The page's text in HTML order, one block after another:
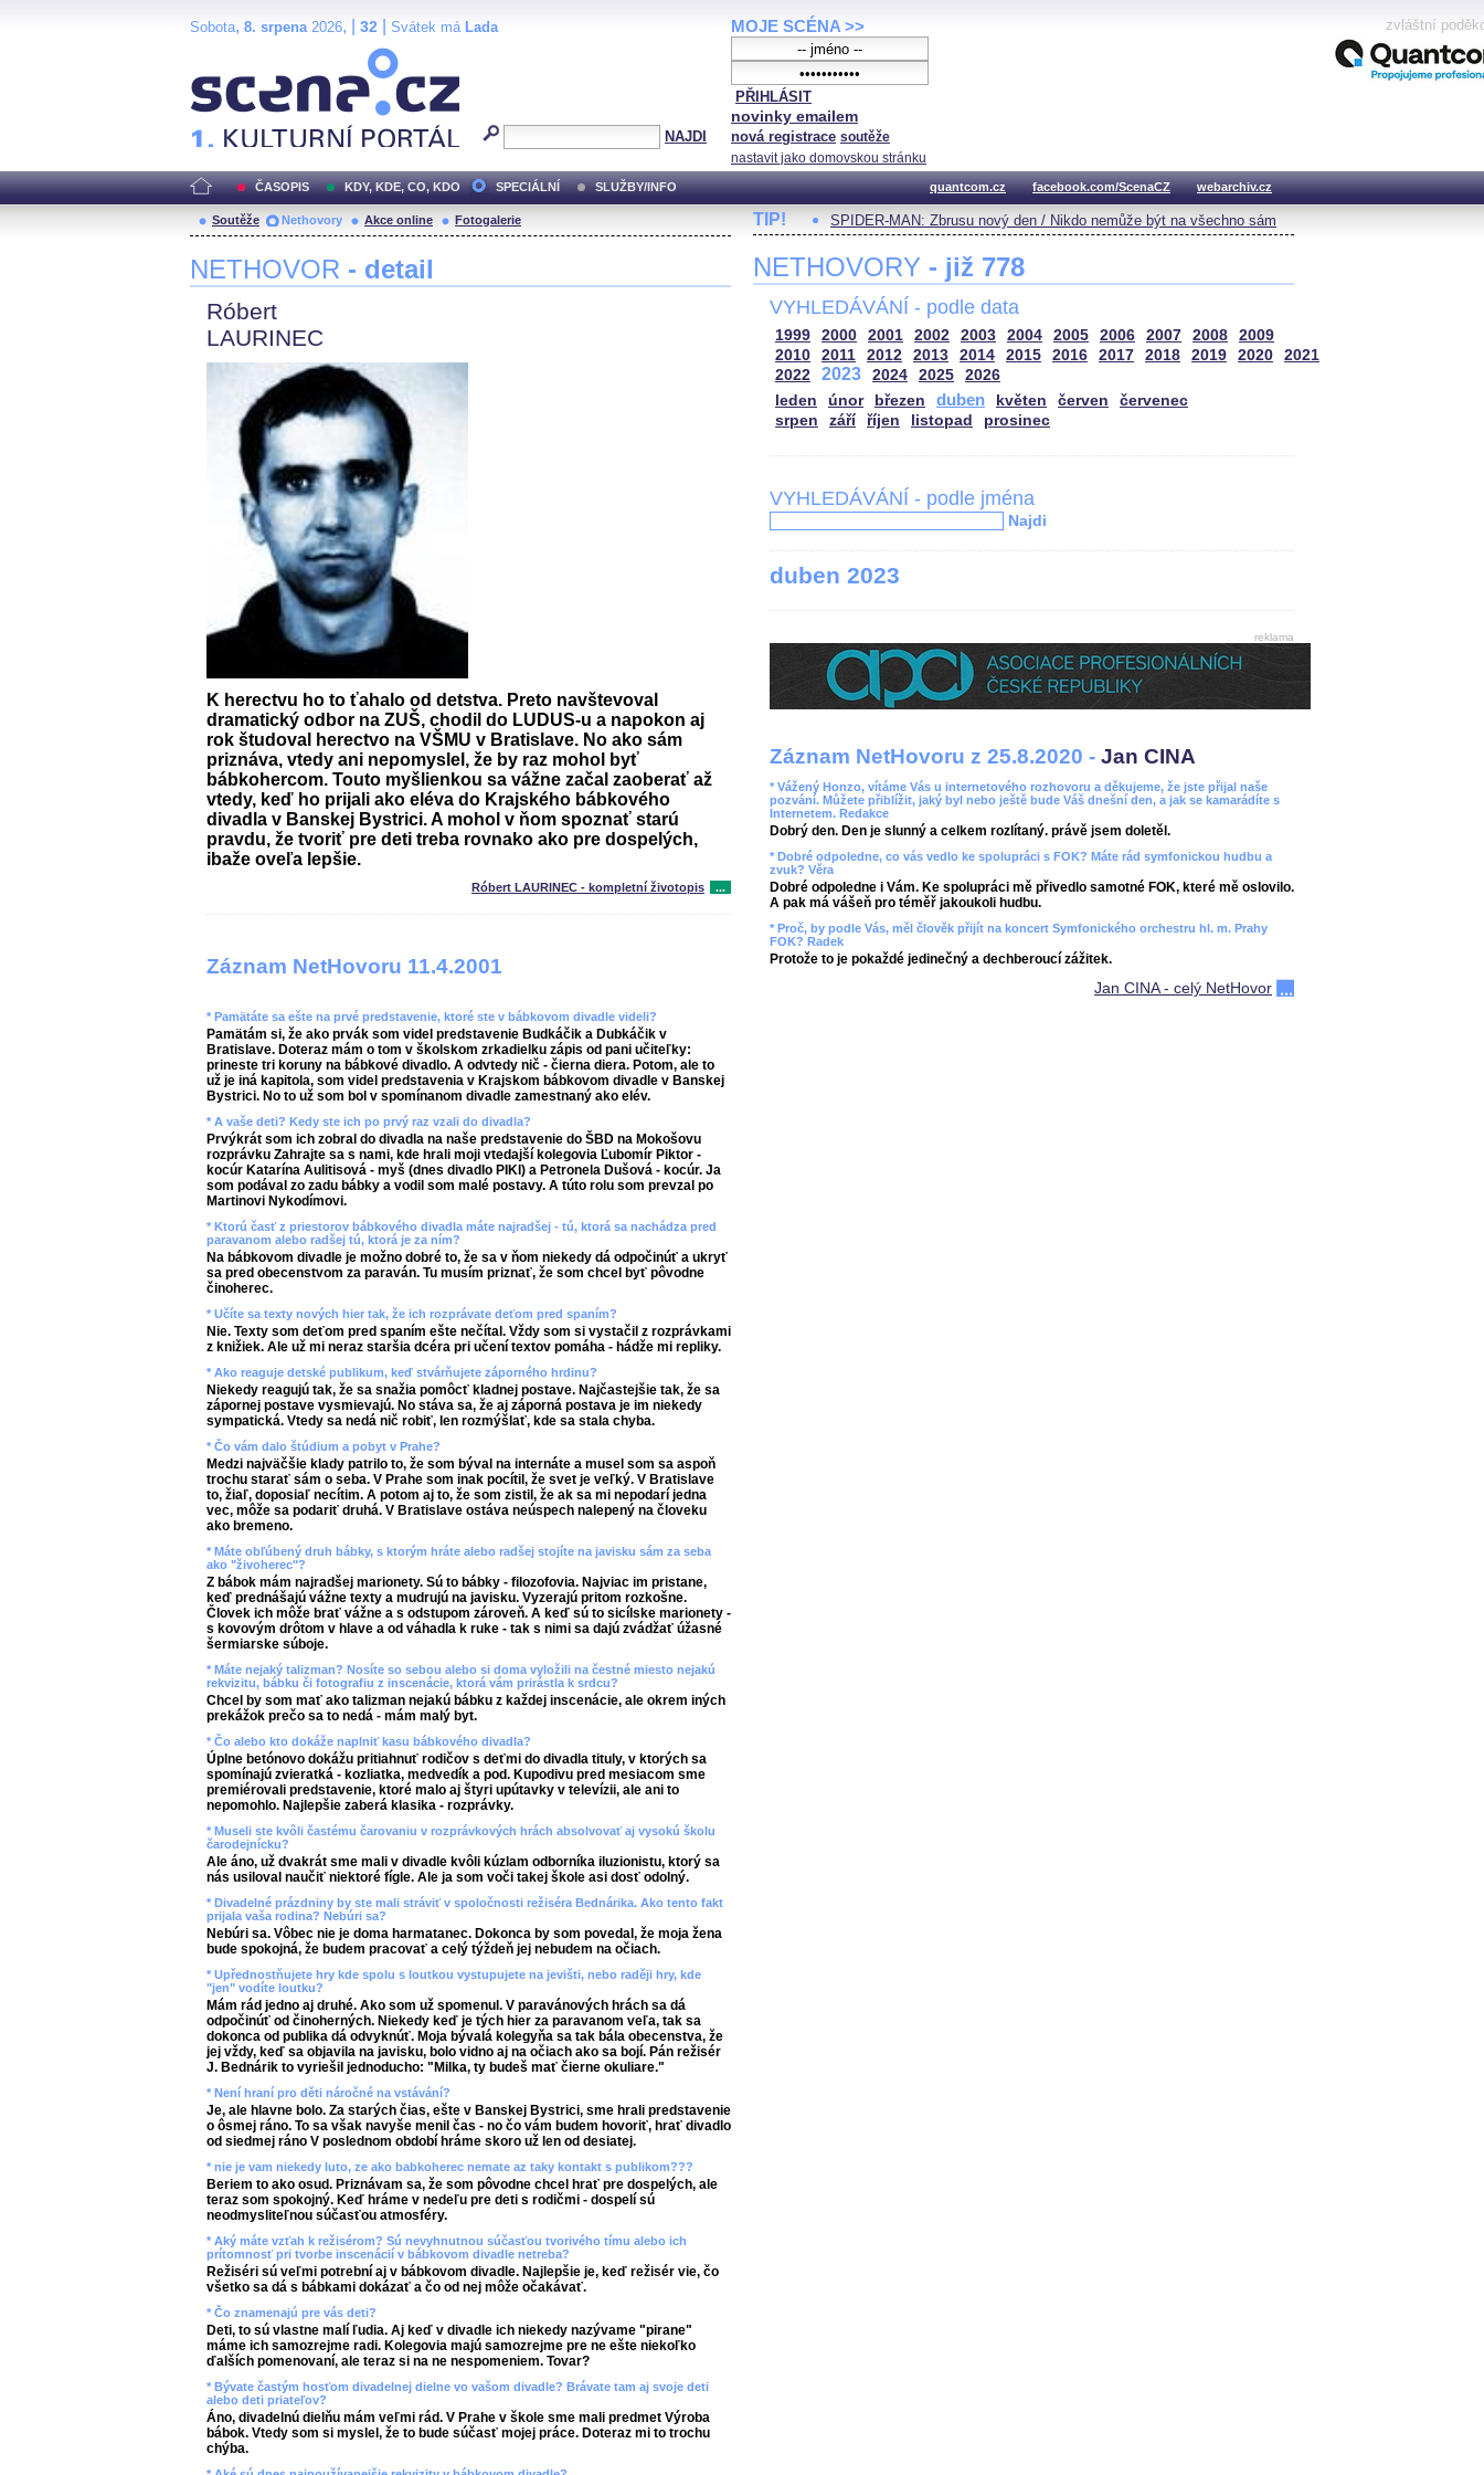
Sobota, 8. srpena2026, | 32 Svátek má Lada
NAJDI
MOJE SCÉNA >>
PŘIHLÁSIT
novinky emailem
nová registrace soutěže
nastavit jako domovskou stránku
zvláštní
ČASOPIS KDY, KDE, CO, KDO SPECIÁLNÍ SLUŽBY/INFO quantcom.cz facebook.com/ScenaCZ webarchiv.cz
Soutěže Nethovory Akce online Fotogalerie
NETHOVOR - detail
Róbert
LAURINEC
K herectvu ho to ťahalo od detstva. Preto navštevoval
dramatický odbor na ZUŠ, chodil do LUDUS-u a napokon aj
rok študoval herectvo na VŠMU v Bratislave. No ako sám
priznáva, vtedy ani nepomyslel, že by raz mohol byť
bábkohercom. Touto myšlienkou sa vážne začal zaoberať až
vtedy, keď ho prijali ako eléva do Krajského bábkového
divadla v Banskej Bystrici. A mohol v ňom spoznať starú
pravdu, že tvoriť pre deti treba rovnako ako pre dospelých,
ibaže oveľa lepšie.
Róbert LAURINEC - kompletní životopis ...
Záznam NetHovoru 11.4.2001
* Pamätáte sa ešte na prvé predstavenie, ktoré ste v bábkovom divadle videli?
Pamätám si, že ako prvák som videl predstavenie Budkáčik a Dubkáčik v
Bratislave. Doteraz mám o tom v školskom zrkadielku zápis od pani učiteľky:
prineste tri koruny na bábkové divadlo. A odvtedy nič - čierna diera. Potom, ale to
už je iná kapitola, som videl predstavenia v Krajskom bábkovom divadle v Banskej
Bystrici. No to už som bol v spomínanom divadle zamestnaný ako elév.
* A vaše deti? Kedy ste ich po prvý raz vzali do divadla?
Prvýkrát som ich zobral do divadla na naše predstavenie do ŠBD na Mokošovu
rozprávku Zahrajte sa s nami, kde hrali moji vtedajší kolegovia Ľubomír Piktor -
kocúr Katarína Aulitisová - myš (dnes divadlo PIKI) a Petronela Dušová - kocúr. Ja
som podával zo zadu bábky a vodil som malé postavy. A túto rolu som prevzal po
Martinovi Nykodímovi.
* Ktorú časť z priestorov bábkového divadla máte najradšej - tú, ktorá sa nachádza pred
paravanom alebo radšej tú, ktorá je za ním?
Na bábkovom divadle je možno dobré to, že sa v ňom niekedy dá odpočinúť a ukryť
sa pred obecenstvom za paraván. Tu musím priznať, že som chcel byť pôvodne
činoherec.
* Učíte sa texty nových hier tak, že ich rozprávate deťom pred spaním?
Nie. Texty som deťom pred spaním ešte nečítal. Vždy som si vystačil z rozprávkami
z knižiek. Ale už mi neraz staršia dcéra pri učení textov pomáha - hádže mi repliky.
* Ako reaguje detské publikum, keď stvárňujete záporného hrdinu?
Niekedy reagujú tak, že sa snažia pomôcť kladnej postave. Najčastejšie tak, že sa
zápornej postave vysmievajú. No stáva sa, že aj záporná postava je im niekedy
sympatická. Vtedy sa nedá nič robiť, len rozmýšlať, kde sa stala chyba.
* Čo vám dalo štúdium a pobyt v Prahe?
Medzi najväčšie klady patrilo to, že som býval na internáte a musel som sa aspoň
trochu starať sám o seba. V Prahe som inak pocítil, že svet je veľký. V Bratislave
to, žiaľ, doposiaľ necítim. A potom aj to, že som zistil, že ak sa mi nepodarí jedna
vec, môže sa podariť druhá. V Bratislave ostáva neúspech nalepený na človeku
ako bremeno.
* Máte obľúbený druh bábky, s ktorým hráte alebo radšej stojíte na javisku sám za seba
ako "živoherec"?
Z bábok mám najradšej marionety. Sú to bábky - filozofovia. Najviac im pristane,
keď prednášajú vážne texty a mudrujú na javisku. Vyzerajú pritom rozkošne.
Človek ich môže brať vážne a s odstupom zároveň. A keď sú to sicílske marionety -
s kovovým drôtom v hlave a od váhadla k ruke - tak s nimi sa dajú zvádžať úžasné
šermiarske súboje.
* Máte nejaký talizman? Nosíte so sebou alebo si doma vyložili na čestné miesto nejakú
rekvizitu, bábku či fotografiu z inscenácie, ktorá vám prirástla k srdcu?
Chcel by som mať ako talizman nejakú bábku z každej inscenácie, ale okrem iných
prekážok prečo sa to nedá - mám malý byt.
* Čo alebo kto dokáže naplniť kasu bábkového divadla?
Úplne betónovo dokážu pritiahnuť rodičov s deťmi do divadla tituly, v ktorých sa
spomínajú zvieratká - kozliatka, medvedík a pod. Kupodivu pred mesiacom sme
premiérovali predstavenie, ktoré malo aj štyri upútavky v televízii, ale ani to
nepomohlo. Najlepšie zaberá klasika - rozprávky.
* Museli ste kvôli častému čarovaniu v rozprávkových hrách absolvovať aj vysokú školu
čarodejnícku?
Ale áno, už dvakrát sme mali v divadle kvôli kúzlam odborníka iluzionistu, ktorý sa
nás usiloval naučiť niektoré fígle. Ale ja som voči takej škole asi dosť odolný.
* Divadelné prázdniny by ste mali stráviť v spoločnosti režiséra Bednárika. Ako tento fakt
prijala vaša rodina? Nebúri sa?
Nebúri sa. Vôbec nie je doma harmatanec. Dokonca by som povedal, že moja žena
bude spokojná, že budem pracovať a celý týždeň jej nebudem na očiach.
* Upřednostňujete hry kde spolu s loutkou vystupujete na jevišti, nebo raději hry, kde
"jen" vodíte loutku?
Mám rád jedno aj druhé. Ako som už spomenul. V paravánových hrách sa dá
odpočinúť od činoherných. Niekedy keď je tých hier za paravanom veľa, tak sa
dokonca od publika dá odvyknúť. Moja bývalá kolegyňa sa tak bála obecenstva, že
jej vždy, keď sa objavila na javisku, bolo vidno aj na očiach ako sa bojí. Pán režisér
J. Bednárik to vyriešil jednoducho: "Milka, ty budeš mať čierne okuliare."
* Není hraní pro děti náročné na vstávání?
Je, ale hlavne bolo. Za starých čias, ešte v Banskej Bystrici, sme hrali predstavenie
o ôsmej ráno. To sa však navyše menil čas - no čo vám budem hovoriť, hrať divadlo
od siedmej ráno V poslednom období hráme skoro už len od desiatej.
* nie je vam niekedy luto, ze ako babkoherec nemate az taky kontakt s publikom???
Beriem to ako osud. Priznávam sa, že som pôvodne chcel hrať pre dospelých, ale
teraz som spokojný. Keď hráme v nedeľu pre deti s rodičmi - dospelí sú
neodmysliteľnou súčasťou atmosféry.
* Aký máte vzťah k režisérom? Sú nevyhnutnou súčasťou tvorivého tímu alebo ich
prítomnosť pri tvorbe inscenácií v bábkovom divadle netreba?
Režiséri sú veľmi potrební aj v bábkovom divadle. Najlepšie je, keď režisér vie, čo
všetko sa dá s bábkami dokázať a čo od nej môže očakávať.
* Čo znamenajú pre vás deti?
Deti, to sú vlastne malí ľudia. Aj keď v divadle ich niekedy nazývame "pirane"
máme ich samozrejme radi. Kolegovia majú samozrejme pre ne ešte niekoľko
ďalších pomenovaní, ale teraz si na ne nespomeniem. Tovar?
* Bývate častým hosťom divadelnej dielne vo vašom divadle? Brávate tam aj svoje deti
alebo deti priateľov?
Áno, divadelnú dielňu mám veľmi rád. V Prahe v škole sme mali predmet Výroba
bábok. Vtedy som si myslel, že to bude súčasť mojej práce. Doteraz mi to trochu
chýba.
TIP! SPIDER-MAN: Zbrusu nový den / Nikdo nemůže být na všechno sám
NETHOVORY - již 778
VYHLEDÁVÁNÍ - podle data
1999 2000 2001 2002 2003 2004 2005 2006 2007 2008
2009
2010
2011 2012 2013 2014 2015 2016 2017 2018 2019 2020
2021
2022
2023 2024 2025
2026
leden
únor březen duben květen červen
červenec
srpen
září říjen listopad prosinec
VYHLEDÁVÁNÍ - podle jména
Najdi
duben 2023
reklama
Záznam NetHovoru z 25.8.2020 - Jan CINA
* Vážený Honzo, vítáme Vás u internetového rozhovoru a děkujeme, že jste přijal naše
pozvání. Můžete přiblížit, jaký byl nebo ještě bude Váš dnešní den, a jak se kamarádíte s
Internetem. Redakce
Dobrý den. Den je slunný a celkem rozlítaný. právě jsem doletěl.
* Dobré odpoledne, co vás vedlo ke spolupráci s FOK? Máte rád symfonickou hudbu a
zvuk? Věra
Dobré odpoledne i Vám. Ke spolupráci mě přivedlo samotné FOK, které mě oslovilo.
A pak má vášeň pro téměř jakoukoli hudbu.
* Proč, by podle Vás, měl člověk přijít na koncert Symfonického orchestru hl. m. Prahy
FOK? Radek
Protože to je pokaždé jedinečný a dechberoucí zážitek.
Jan CINA - celý NetHovor